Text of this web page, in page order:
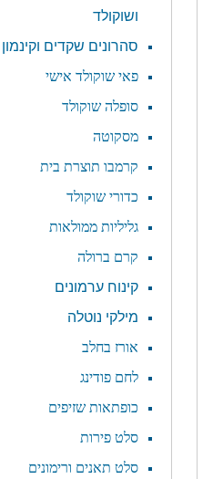
סהרונים שקדים וקינמון
פאי שוקולד אישי
סופלה שוקולד
מסקוטה
קרמבו תוצרת בית
כדורי שוקולד
גליליות ממולאות
קרם ברולה
קינוח ערמונים
מילקי נוטלה
אורז בחלב
לחם פודינג
כופתאות שזיפים
סלט פירות
סלט תאנים ורימונים